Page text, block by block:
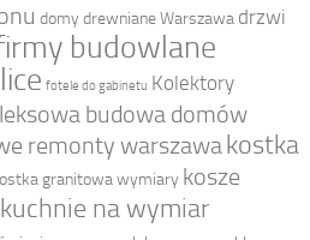
domy drewniane Warszawa drzwi
budowlane
fotele do gabinetu Kolektory
budowa domów
remonty warszawakostka
granitowa wymiary kosze
kuchnie na wymiar